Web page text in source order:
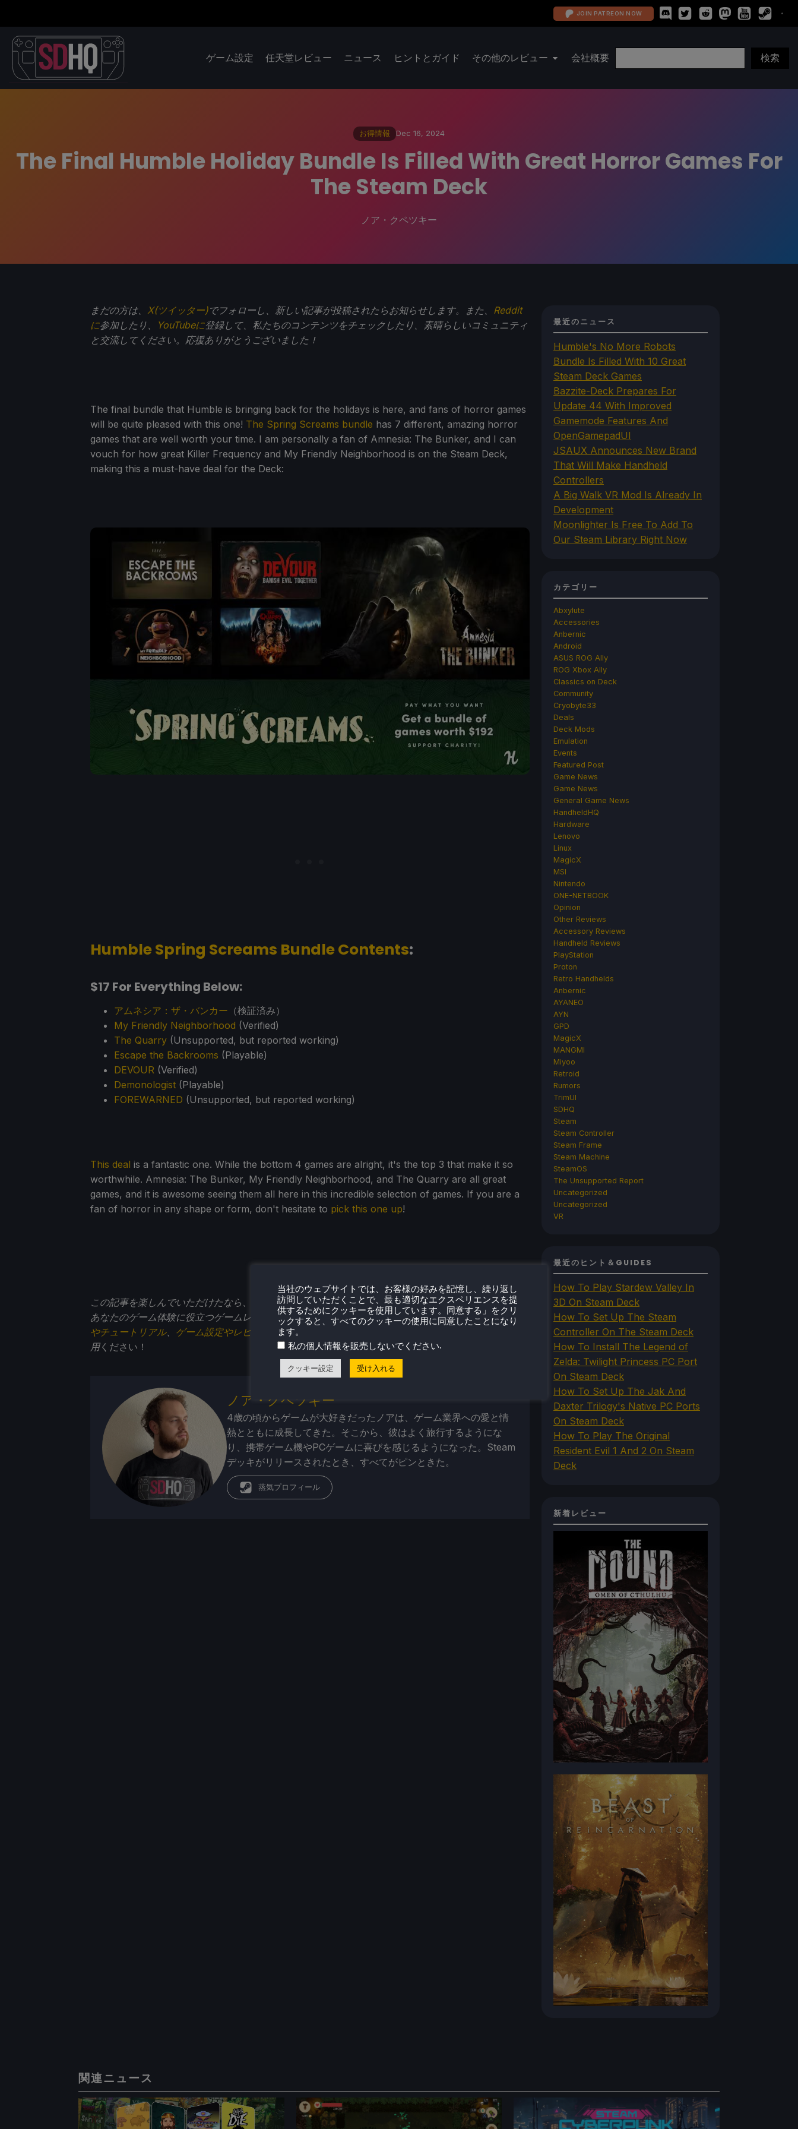
JOIN PATREON NOW
ゲーム設定 任天堂レビュー ニュース ヒントとガイド その他のレビュー 会社概要
お得情報 Dec 16, 2024
The Final Humble Holiday Bundle Is Filled With Great Horror Games For
The Steam Deck
ノア・クペツキー
まだの方は、 X(ツイッター)でフォローし、新しい記事が投稿されたらお知らせします。また、 Reddit
に参加したり、 YouTubeに登録して、私たちのコンテンツをチェックしたり、素晴らしいコミュニティ
と交流してください。応援ありがとうございました！
The final bundle that Humble is bringing back for the holidays is here, and fans of horror games
will be quite pleased with this one! The Spring Screams bundle has 7 different, amazing horror
games that are well worth your time. I am personally a fan of Amnesia: The Bunker, and I can
vouch for how great Killer Frequency and My Friendly Neighborhood is on the Steam Deck,
making this a must-have deal for the Deck:
Humble Spring Screams Bundle Contents:
$17 For Everything Below:
アムネシア：ザ・バンカー （検証済み）
My Friendly Neighborhood (Verified)
The Quarry (Unsupported, but reported working)
Escape the Backrooms (Playable)
DEVOUR (Verified)
Demonologist (Playable)
FOREWARNED (Unsupported, but reported working)
This deal is a fantastic one. While the bottom 4 games are alright, it's the top 3 that make it so
worthwhile. Amnesia: The Bunker, My Friendly Neighborhood, and The Quarry are all great
games, and it is awesome seeing them all here in this incredible selection of games. If you are a
fan of horror in any shape or form, don't hesitate to pick this one up!
この記事を楽しんでいただけたなら、 SteamDeckHQの他のコンテンツもチェックしてみてください！
あなたのゲーム体験に役立つゲームレビューやニュースを幅広く取り揃えています。ニュース 、ヒント
やチュートリアル、 ゲーム設定やレビューをお探しの方も、最新のトレンドを知りたい方も、ぜひご利
用ください！
ノア・クペツキー
4歳の頃からゲームが大好きだったノアは、ゲーム業界への愛と情
熱とともに成長してきた。そこから、彼はよく旅行するようにな
り、携帯ゲーム機やPCゲームに喜びを感じるようになった。Steam
デッキがリリースされたとき、すべてがピンときた。
蒸気プロフィール
最近のニュース
Humble's No More Robots
Bundle Is Filled With 10 Great
Steam Deck Games
Bazzite-Deck Prepares For
Update 44 With Improved
Gamemode Features And
OpenGamepadUI
JSAUX Announces New Brand
That Will Make Handheld
Controllers
A Big Walk VR Mod Is Already In
Development
Moonlighter Is Free To Add To
Our Steam Library Right Now
カテゴリー
Abxylute
Accessories
Anbernic
Android
ASUS ROG Ally
ROG Xbox Ally
Classics on Deck
Community
Cryobyte33
Deals
Deck Mods
Emulation
Events
Featured Post
Game News
Game News
General Game News
HandheldHQ
Hardware
Lenovo
Linux
MagicX
MSI
Nintendo
ONE-NETBOOK
Opinion
Other Reviews
Accessory Reviews
Handheld Reviews
PlayStation
Proton
Retro Handhelds
Anbernic
AYANEO
AYN
GPD
MagicX
MANGMI
Miyoo
Retroid
Rumors
TrimUI
SDHQ
Steam
Steam Controller
Steam Frame
Steam Machine
SteamOS
The Unsupported Report
Uncategorized
Uncategorized
VR
最近のヒント＆GUIDES
How To Play Stardew Valley In
3D On Steam Deck
How To Set Up The Steam
Controller On The Steam Deck
How To Install The Legend of
Zelda: Twilight Princess PC Port
On Steam Deck
How To Set Up The Jak And
Daxter Trilogy's Native PC Ports
On Steam Deck
How To Play The Original
Resident Evil 1 And 2 On Steam
Deck
新着レビュー
関連ニュース
当社のウェブサイトでは、お客様の好みを記憶し、繰り返し
訪問していただくことで、最も適切なエクスペリエンスを提
供するためにクッキーを使用しています。同意する」をクリ
ックすると、すべてのクッキーの使用に同意したことになり
ます。
私の個人情報を販売しないでください.
クッキー設定 受け入れる